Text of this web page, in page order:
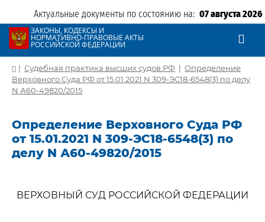
Актуальные документы по состоянию на: 07 августа 2026
ЗАКОНЫ, КОДЕКСЫ И
НОРМАТИВНО-ПРАВОВЫЕ АКТЫ
РОССИЙСКОЙ ФЕДЕРАЦИИ
| Судебная практика высших судов РФ | Определение
Верховного Суда РФ от 15.01.2021 N 309-ЭС18-6548(3) по делу
N А60-49820/2015
Определение Верховного Суда РФ
от 15.01.2021 N 309-ЭС18-6548(3) по
делу N А60-49820/2015
ВЕРХОВНЫЙ СУД РОССИЙСКОЙ ФЕДЕРАЦИИ